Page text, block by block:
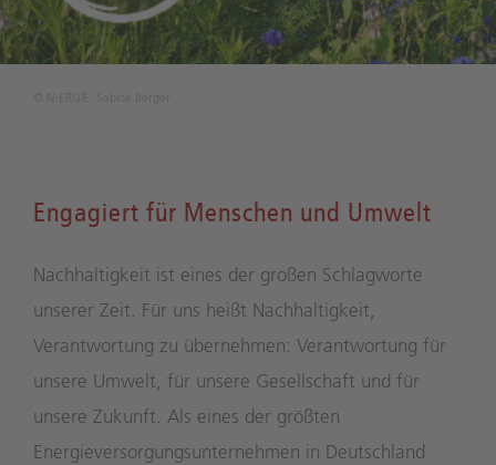
Engagiert für Menschen und Umwelt
Nachhaltigkeit ist eines der großen Schlagworte
unserer Zeit. Für uns heißt Nachhaltigkeit,
Verantwortung zu übernehmen: Verantwortung für
unsere Umwelt, für unsere Gesellschaft und für
unsere Zukunft. Als eines der größten
Energieversorgungsunternehmen in Deutschland